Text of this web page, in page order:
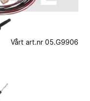
Vårt art.nr 05.G9906